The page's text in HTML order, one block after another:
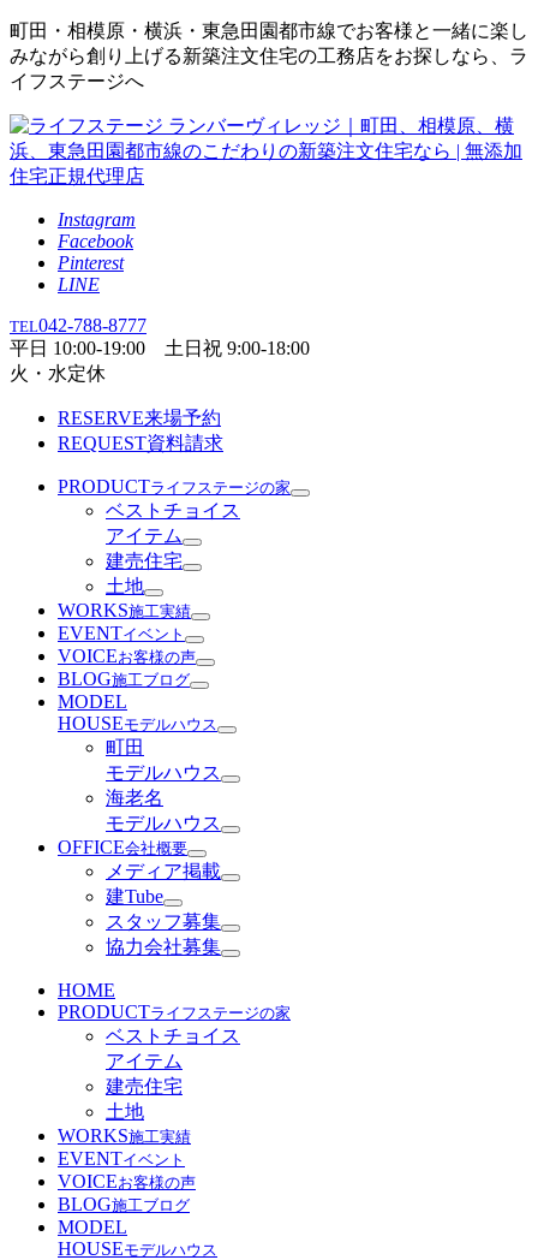
町田・相模原・横浜・東急田園都市線でお客様と一緒に楽し
みながら創り上げる新築注文住宅の工務店をお探しなら、ラ
イフステージへ
Instagram
Facebook
Pinterest
LINE
TEL042-788-8777
平日 10:00-19:00 土日祝 9:00-18:00
火・水定休
RESERVE来場予約
REQUEST資料請求
PRODUCTライフステージの家
ベストチョイス
アイテム
建売住宅
土地
WORKS施工実績
EVENTイベント
VOICEお客様の声
BLOG施工ブログ
MODEL
HOUSEモデルハウス
町田
モデルハウス
海老名
モデルハウス
OFFICE会社概要
メディア掲載
建Tube
スタッフ募集
協力会社募集
HOME
PRODUCTライフステージの家
ベストチョイス
アイテム
建売住宅
土地
WORKS施工実績
EVENTイベント
VOICEお客様の声
BLOG施工ブログ
MODEL
HOUSEモデルハウス